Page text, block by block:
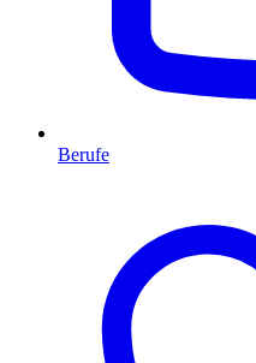
Berufe